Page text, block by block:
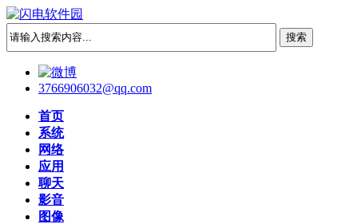
3766906032@qq.com
首页
系统
网络
应用
聊天
影音
图像